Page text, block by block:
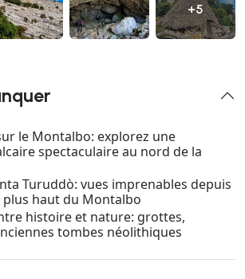
+5
le Montalbo: explorez une
spectaculaire au nord de la
Turuddò: vues imprenables depuis
plus haut du Montalbo
histoire et nature: grottes,
tombes néolithiques